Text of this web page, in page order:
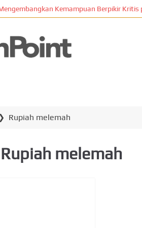
Kemampuan Berpikir Kritis pada
Rupiah melemah
Rupiah melemah